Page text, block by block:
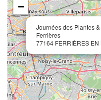
Journées des Plantes
Ferrières
77164 FERRIÈRES EN
−